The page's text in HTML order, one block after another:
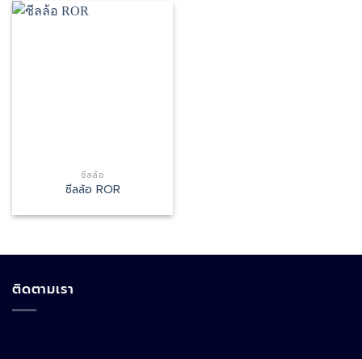
ซีลล้อ
ซีลล้อ ROR
ติดตามเรา